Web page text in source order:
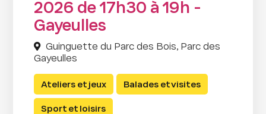
2026 de 17h30 à 19h -
Gayeulles
Guinguette du Parc des Bois, Parc des
Gayeulles
Ateliers et jeux Balades et visites
Sport et loisirs